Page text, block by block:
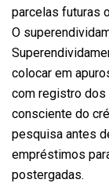
parcelas futuras
O
colocar em
com registro dos
consciente do
pesquisa antes
empréstimos
postergadas.